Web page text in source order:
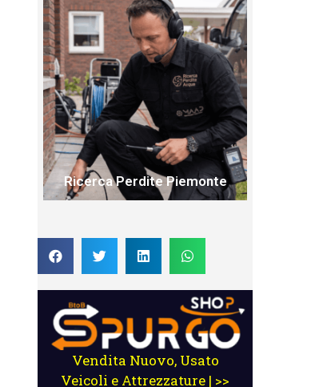
Ricerca Perdite Piemonte
Vendita Nuovo, Usato
Veicoli e Attrezzature | >>